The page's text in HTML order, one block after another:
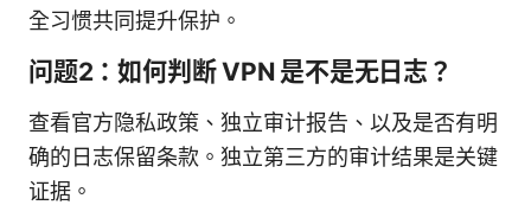
全习惯共同提升保护。
问题2：如何判断 VPN 是不是无日志？
查看官方隐私政策、独立审计报告、以及是否有明
确的日志保留条款。独立第三方的审计结果是关键
证据。